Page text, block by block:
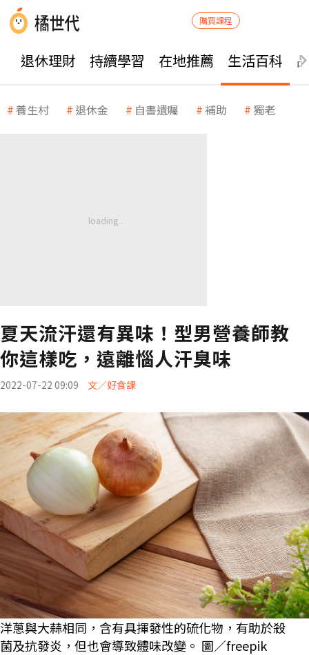
購買課程
退休理財 持續學習 在地推薦 生活百科
養生村 退休金 自書遺囑 補助 獨老
夏天流汗還有異味！型男營養師教
你這樣吃，遠離惱人汗臭味
2022-07-22 09:09 文／好食課
洋蔥與大蒜相同，含有具揮發性的硫化物，有助於殺
菌及抗發炎，但也會導致體味改變。 圖／freepik